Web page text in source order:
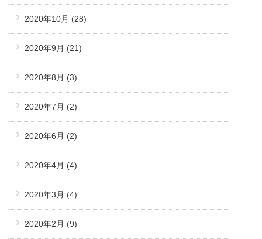
2020年10月 (28)
2020年9月 (21)
2020年8月 (3)
2020年7月 (2)
2020年6月 (2)
2020年4月 (4)
2020年3月 (4)
2020年2月 (9)